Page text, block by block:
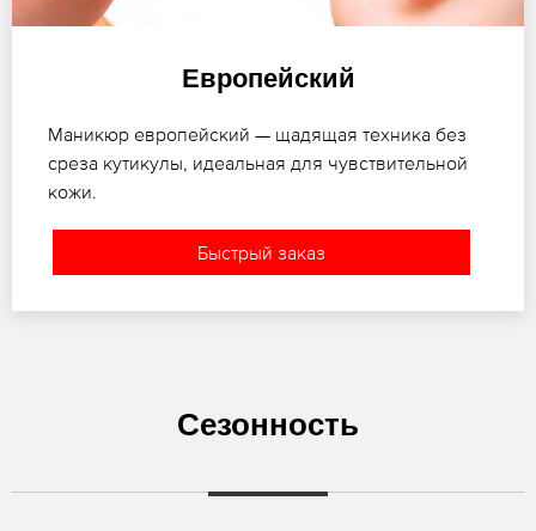
Европейский
Маникюр европейский — щадящая техника без
среза кутикулы, идеальная для чувствительной
кожи.
Быстрый заказ
Сезонность